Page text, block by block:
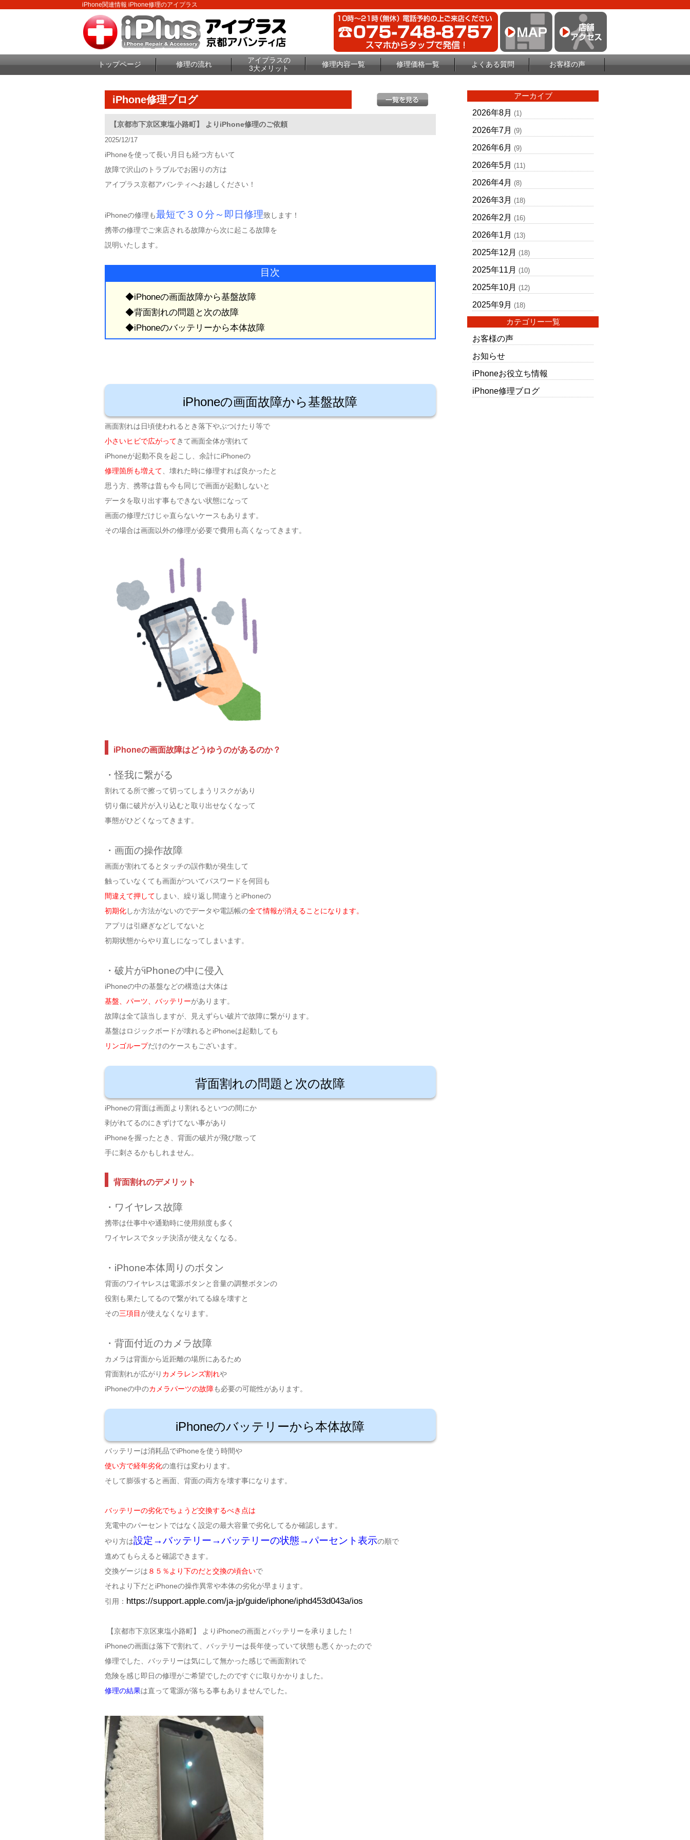
iPhone関連情報 iPhone修理のアイプラス
トップページ 修理の流れ
アイプラスの
3大メリット
修理内容一覧 修理価格一覧 よくある質問 お客様の声
iPhone修理ブログ
【京都市下京区東塩小路町】 よりiPhone修理のご依頼
2025/12/17
iPhoneを使って長い月日も経つ方もいて
故障で沢山のトラブルでお困りの方は
アイプラス京都アバンティへお越しください！
iPhoneの修理も最短で３０分～即日修理致します！
携帯の修理でご来店される故障から次に起こる故障を
説明いたします。
目次
◆iPhoneの画面故障から基盤故障
◆背面割れの問題と次の故障
◆iPhoneのバッテリーから本体故障
iPhoneの画面故障から基盤故障
画面割れは日頃使われるとき落下やぶつけたり等で
小さいヒビで広がってきて画面全体が割れて
iPhoneが起動不良を起こし、余計にiPhoneの
修理箇所も増えて 、壊れた時に修理すれば良かったと
思う方、携帯は昔も今も同じで画面が起動しないと
データを取り出す事もできない状態になって
画面の修理だけじゃ直らないケースもあります。
その場合は画面以外の修理が必要で費用も高くなってきます。
iPhoneの画面故障はどうゆうのがあるのか？
・怪我に繋がる
割れてる所で擦って切ってしまうリスクがあり
切り傷に破片が入り込むと取り出せなくなって
事態がひどくなってきます。
・画面の操作故障
画面が割れてるとタッチの誤作動が発生して
触っていなくても画面がついてパスワードを何回も
間違えて押して しまい、繰り返し間違うとiPhoneの
初期化しか方法がないのでデータや電話帳の全て情報が消えることになります。
アプリは引継ぎなどしてないと
初期状態からやり直しになってしまいます。
・破片がiPhoneの中に侵入
iPhoneの中の基盤などの構造は大体は
基盤、パーツ、バッテリーがあります。
故障は全て該当しますが、見えずらい破片で故障に繋がります。
基盤はロジックボードが壊れるとiPhoneは起動しても
リンゴループだけのケースもございます。
背面割れの問題と次の故障
iPhoneの背面は画面より割れるといつの間にか
剥がれてるのにきずけてない事があり
iPhoneを握ったとき、背面の破片が飛び散って
手に刺さるかもしれません。
背面割れのデメリット
・ワイヤレス故障
携帯は仕事中や通勤時に使用頻度も多く
ワイヤレスでタッチ決済が使えなくなる。
・iPhone本体周りのボタン
背面のワイヤレスは電源ボタンと音量の調整ボタンの
役割も果たしてるので繋がれてる線を壊すと
その三項目 が使えなくなります。
・背面付近のカメラ故障
カメラは背面から近距離の場所にあるため
背面割れが広がり カメラレンズ割れや
iPhoneの中のカメラパーツの故障も必要の可能性があります。
iPhoneのバッテリーから本体故障
バッテリーは消耗品でiPhoneを使う時間や
使い方で経年劣化の進行は変わります。
そして膨張すると画面、背面の両方を壊す事になります。
バッテリーの劣化でちょうど交換するべき点は
充電中のパーセントではなく設定の最大容量で劣化してるか確認します。
やり方は設定→バッテリー→バッテリーの状態→パーセント表示の順で
進めてもらえると確認できます。
交換ゲージは ８５％より下のだと交換の頃合いで
それより下だとiPhoneの操作異常や本体の劣化が早まります。
引用： https://support.apple.com/ja-jp/guide/iphone/iphd453d043a/ios
【京都市下京区東塩小路町】 よりiPhoneの画面とバッテリーを承りました！
iPhoneの画面は落下で割れて、バッテリーは長年使っていて状態も悪くかったので
修理でした、バッテリーは気にして無かった感じで画面割れで
危険を感じ即日の修理がご希望でしたのですぐに取りかかりました。
修理の結果は直って電源が落ちる事もありませんでした。
アーカイブ
2026年8月 (1)
2026年7月 (9)
2026年6月 (9)
2026年5月 (11)
2026年4月 (8)
2026年3月 (18)
2026年2月 (16)
2026年1月 (13)
2025年12月 (18)
2025年11月 (10)
2025年10月 (12)
2025年9月 (18)
カテゴリー一覧
お客様の声
お知らせ
iPhoneお役立ち情報
iPhone修理ブログ